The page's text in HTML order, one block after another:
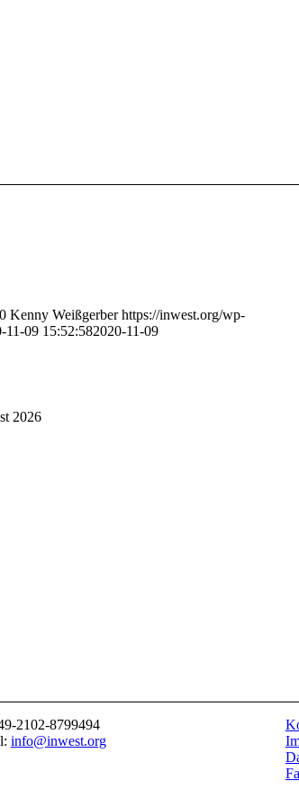
0 Kenny Weißgerber https://inwest.org/wp-
11-09 15:52:582020-11-09
2026
2102-8799494
info@inwest.org